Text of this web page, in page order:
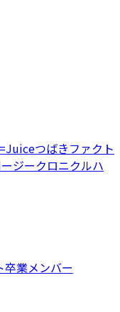
つばきファクト
ジークロニクルハ
業メンバー